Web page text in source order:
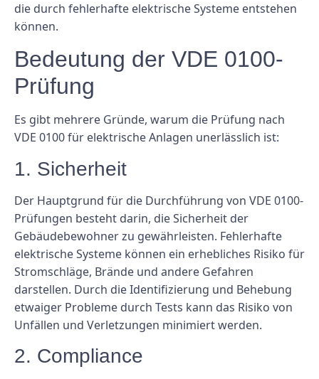
die durch fehlerhafte elektrische Systeme entstehen
können.
Bedeutung der VDE 0100-
Prüfung
Es gibt mehrere Gründe, warum die Prüfung nach
VDE 0100 für elektrische Anlagen unerlässlich ist:
1. Sicherheit
Der Hauptgrund für die Durchführung von VDE 0100-
Prüfungen besteht darin, die Sicherheit der
Gebäudebewohner zu gewährleisten. Fehlerhafte
elektrische Systeme können ein erhebliches Risiko für
Stromschläge, Brände und andere Gefahren
darstellen. Durch die Identifizierung und Behebung
etwaiger Probleme durch Tests kann das Risiko von
Unfällen und Verletzungen minimiert werden.
2. Compliance